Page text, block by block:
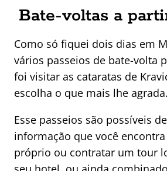
Bate-voltas a
Como só fiquei dois dias em
vários passeios de bate-volta
foi visitar as cataratas de
escolha o que mais lhe agrada.
Esse passeios são possíveis
informação que você
próprio ou contratar um tour